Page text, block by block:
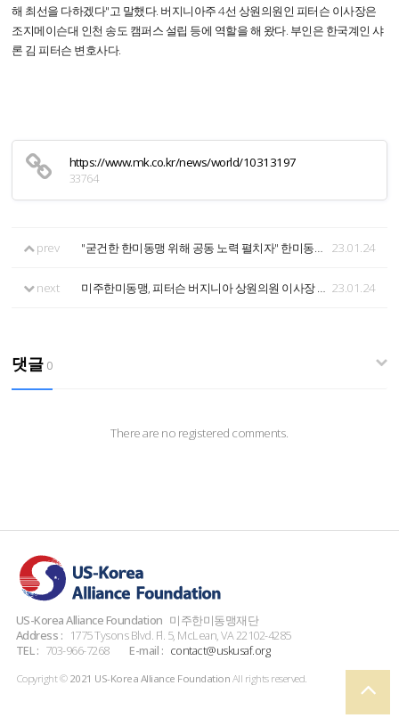
해 최선을 다하겠다"고 말했다. 버지니아주 4선 상원의원인 피터슨 이사장은
조지메이슨대 인천 송도 캠퍼스 설립 등에 역할을 해 왔다. 부인은 한국계인 샤
론 김 피터슨 변호사다.
https://www.mk.co.kr/news/world/10313197
33764
prev "굳건한 한미동맹 위해 공동 노력 펼치자" 한미동맹재단•미주한미동맹재단 업무협약 체결 23.01.24
next 미주한미동맹, 피터슨 버지니아 상원의원 이사장 선출 23.01.24
댓글 0
There are no registered comments.
US-Korea Alliance Foundation 미주한미동맹재단
Address : 1775 Tysons Blvd. Fl. 5, McLean, VA 22102-4285
TEL : 703-966-7268 E-mail : contact@uskusaf.org
Copyright © 2021 US-Korea Alliance Foundation All rights reserved.